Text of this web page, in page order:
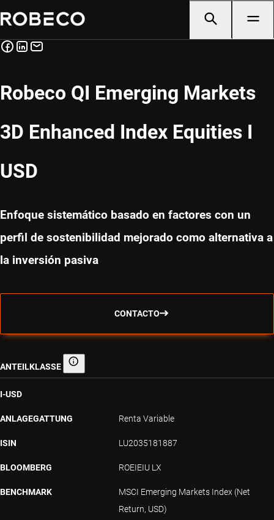
Robeco QI Emerging Markets
3D Enhanced Index Equities I
USD
Enfoque sistemático basado en factores con un
perfil de sostenibilidad mejorado como alternativa a
la inversión pasiva
CONTACTO
ANTEILKLASSE Anteilklasse
I-USD
ANLAGEGATTUNG Renta Variable
ISIN LU2035181887
BLOOMBERG ROEIEIU LX
BENCHMARK
MSCI Emerging Markets Index (Net
Return, USD)